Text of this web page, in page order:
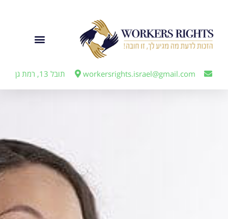
workersrights.israel@gmail.com תובל 13, רמת גן